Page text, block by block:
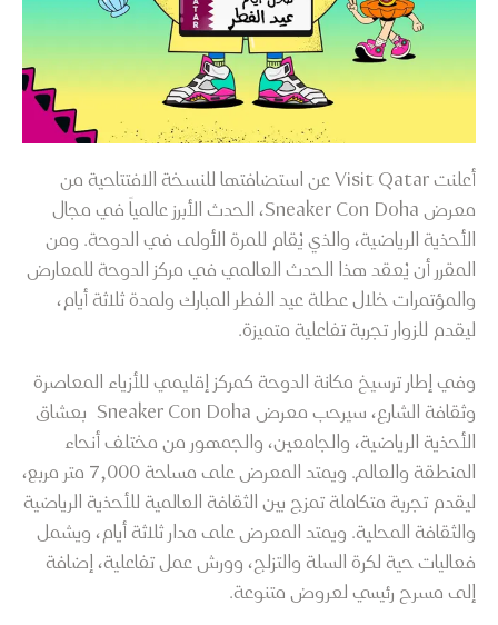
أعلنت Visit Qatar عن استضافتها للنسخة الافتتاحية من
معرض Sneaker Con Doha، الحدث الأبرز عالمياً في مجال
الأحذية الرياضية، والذي يُقام للمرة الأولى في الدوحة. ومن
المقرر أن يُعقد هذا الحدث العالمي في مركز الدوحة للمعارض
والمؤتمرات خلال عطلة عيد الفطر المبارك ولمدة ثلاثة أيام،
ليقدم للزوار تجربة تفاعلية متميزة.
وفي إطار ترسيخ مكانة الدوحة كمركز إقليمي للأزياء المعاصرة
وثقافة الشارع، سيرحب معرض Sneaker Con Doha بعشاق
الأحذية الرياضية، والجامعين، والجمهور من مختلف أنحاء
المنطقة والعالم. ويمتد المعرض على مساحة 7,000 متر مربع،
ليقدم تجربة متكاملة تمزج بين الثقافة العالمية للأحذية الرياضية
والثقافة المحلية. ويمتد المعرض على مدار ثلاثة أيام، ويشمل
فعاليات حية لكرة السلة والتزلج، وورش عمل تفاعلية، إضافة
إلى مسرح رئيسي لعروض متنوعة.